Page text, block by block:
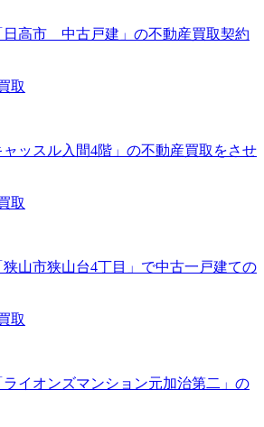
高市 中古戸建」の不動産買取契約
取
ッスル入間4階」の不動産買取をさせ
取
山市狭山台4丁目」で中古一戸建ての
取
イオンズマンション元加治第二」の